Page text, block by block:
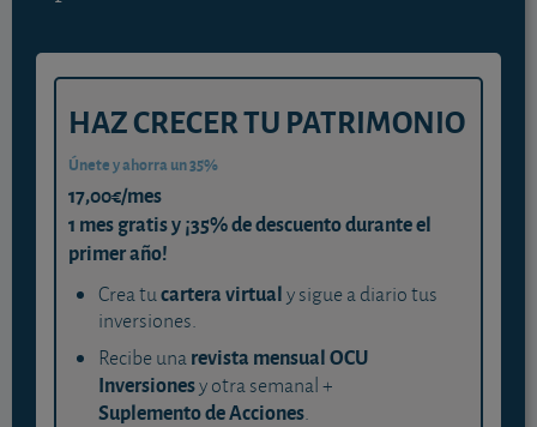
HAZ CRECER TU PATRIMONIO
Únete y ahorra un 35%
17,00€/mes
1 mes gratis y ¡35% de descuento durante el
primer año!
Crea tucartera virtualy sigue a diario tus
inversiones.
Recibe unarevista mensual OCU
Inversionesy otra semanal +
Suplemento de Acciones.